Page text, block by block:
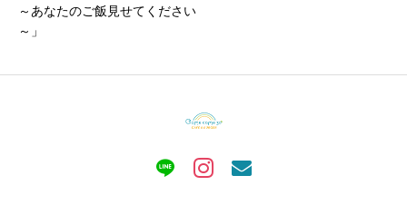
～あなたのご飯見せてください
～」